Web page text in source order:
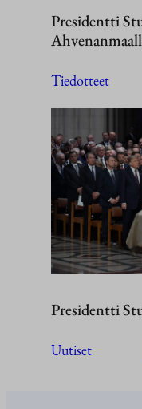
Presidentti
Tiedotteet
Presidentti
Uutiset